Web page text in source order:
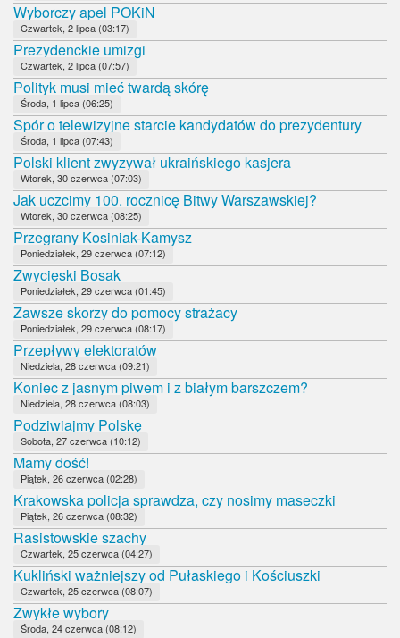
Wyborczy apel POKiN
Czwartek, 2 lipca (03:17)
Prezydenckie umizgi
Czwartek, 2 lipca (07:57)
Polityk musi mieć twardą skórę
Środa, 1 lipca (06:25)
Spór o telewizyjne starcie kandydatów do prezydentury
Środa, 1 lipca (07:43)
Polski klient zwyzywał ukraińskiego kasjera
Wtorek, 30 czerwca (07:03)
Jak uczcimy 100. rocznicę Bitwy Warszawskiej?
Wtorek, 30 czerwca (08:25)
Przegrany Kosiniak-Kamysz
Poniedziałek, 29 czerwca (07:12)
Zwycięski Bosak
Poniedziałek, 29 czerwca (01:45)
Zawsze skorzy do pomocy strażacy
Poniedziałek, 29 czerwca (08:17)
Przepływy elektoratów
Niedziela, 28 czerwca (09:21)
Koniec z jasnym piwem i z białym barszczem?
Niedziela, 28 czerwca (08:03)
Podziwiajmy Polskę
Sobota, 27 czerwca (10:12)
Mamy dość!
Piątek, 26 czerwca (02:28)
Krakowska policja sprawdza, czy nosimy maseczki
Piątek, 26 czerwca (08:32)
Rasistowskie szachy
Czwartek, 25 czerwca (04:27)
Kukliński ważniejszy od Pułaskiego i Kościuszki
Czwartek, 25 czerwca (08:07)
Zwykłe wybory
Środa, 24 czerwca (08:12)